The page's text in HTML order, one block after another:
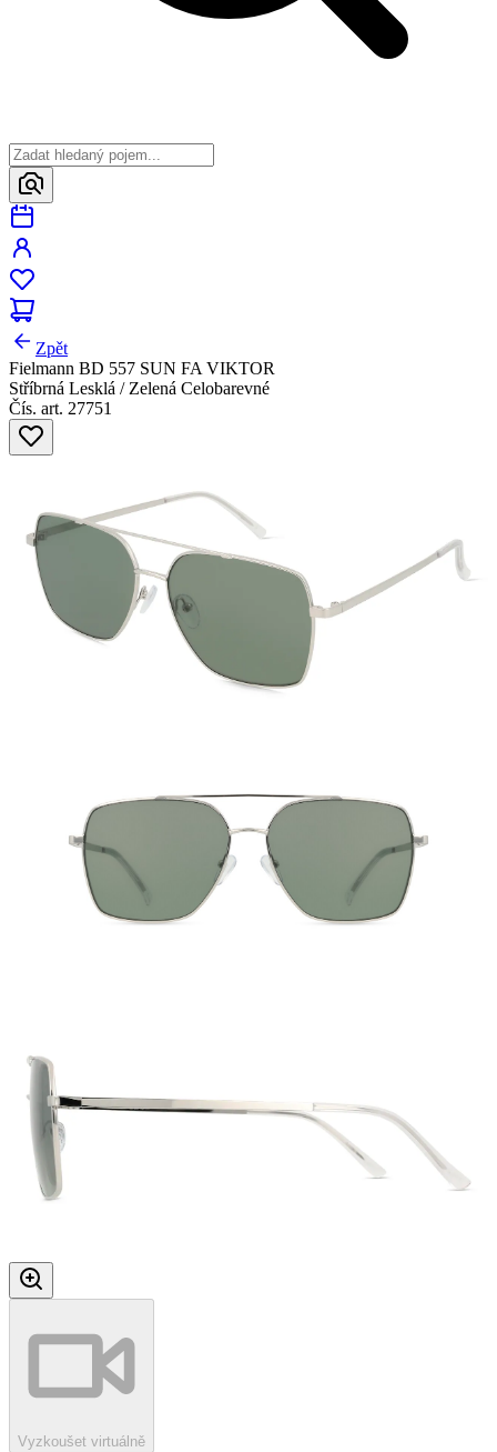
Zpět
Fielmann BD 557 SUN FA VIKTOR
Stříbrná Lesklá / Zelená Celobarevné
Čís. art. 27751
Vyzkoušet virtuálně